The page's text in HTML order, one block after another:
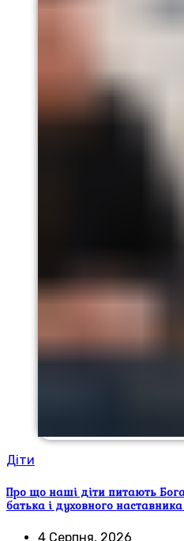
Діти
Про що наші діти питають
батька і духовного
4 Серпня, 2026